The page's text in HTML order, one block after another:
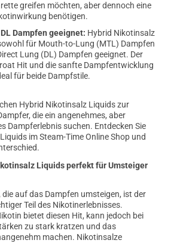
greifen möchten, aber dennoch eine
benötigen.
Dampfen geeignet: Hybrid Nikotinsalz
für Mouth-to-Lung (MTL) Dampfen
Lung (DL) Dampfen geeignet. Der
Hit und die sanfte Dampfentwicklung
für beide Dampfstile.
Hybrid Nikotinsalz Liquids zur
die ein angenehmes, aber
Dampferlebnis suchen. Entdecken Sie
im Steam-Time Online Shop und
Liquids perfekt für Umsteiger
die auf das Dampfen umsteigen, ist der
Teil des Nikotinerlebnisses.
bietet diesen Hit, kann jedoch bei
zu stark kratzen und das
machen. Nikotinsalze